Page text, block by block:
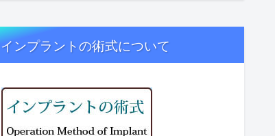
インプラントの術式について